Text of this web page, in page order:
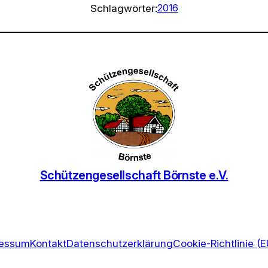
Schlagwörter:2016
Schützengesellschaft Börnste e.V.
KontaktDatenschutzerklärungCookie-Richtlinie